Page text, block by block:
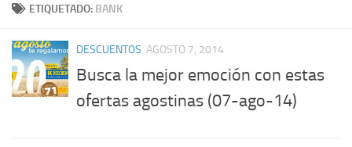
ETIQUETADO: BANK
DESCUENTOS AGOSTO 7, 2014
Busca la mejor emoción con estas
ofertas agostinas (07-ago-14)